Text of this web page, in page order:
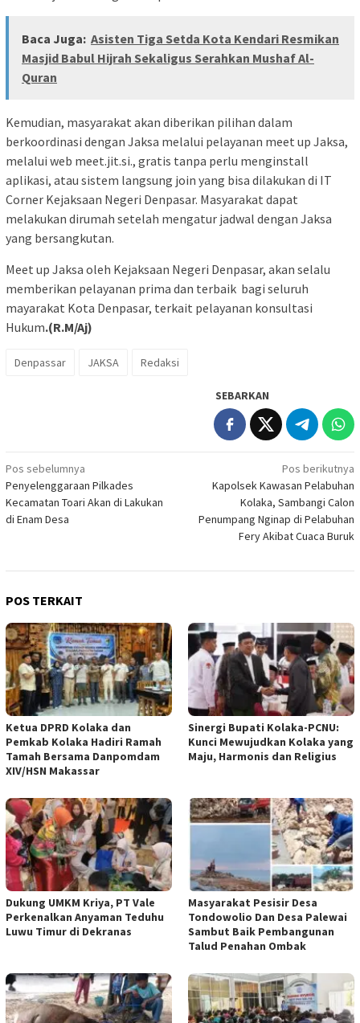
Baca Juga: Asisten Tiga Setda Kota Kendari Resmikan
Masjid Babul Hijrah Sekaligus Serahkan Mushaf Al-
Quran
Kemudian, masyarakat akan diberikan pilihan dalam
berkoordinasi dengan Jaksa melalui pelayanan meet up Jaksa,
melalui web meet.jit.si., gratis tanpa perlu menginstall
aplikasi, atau sistem langsung join yang bisa dilakukan di IT
Corner Kejaksaan Negeri Denpasar. Masyarakat dapat
melakukan dirumah setelah mengatur jadwal dengan Jaksa
yang bersangkutan.
Meet up Jaksa oleh Kejaksaan Negeri Denpasar, akan selalu
memberikan pelayanan prima dan terbaik bagi seluruh
mayarakat Kota Denpasar, terkait pelayanan konsultasi
Hukum.(R.M/Aj)
Denpassar JAKSA Redaksi
SEBARKAN
Navigasi
pos
Pos sebelumnya
Penyelenggaraan Pilkades
Kecamatan Toari Akan di Lakukan
di Enam Desa
Pos berikutnya
Kapolsek Kawasan Pelabuhan
Kolaka, Sambangi Calon
Penumpang Nginap di Pelabuhan
Fery Akibat Cuaca Buruk
POS TERKAIT
Ketua DPRD Kolaka dan
Pemkab Kolaka Hadiri Ramah
Tamah Bersama Danpomdam
XIV/HSN Makassar
Sinergi Bupati Kolaka-PCNU:
Kunci Mewujudkan Kolaka yang
Maju, Harmonis dan Religius
Dukung UMKM Kriya, PT Vale
Perkenalkan Anyaman Teduhu
Luwu Timur di Dekranas
Masyarakat Pesisir Desa
Tondowolio Dan Desa Palewai
Sambut Baik Pembangunan
Talud Penahan Ombak